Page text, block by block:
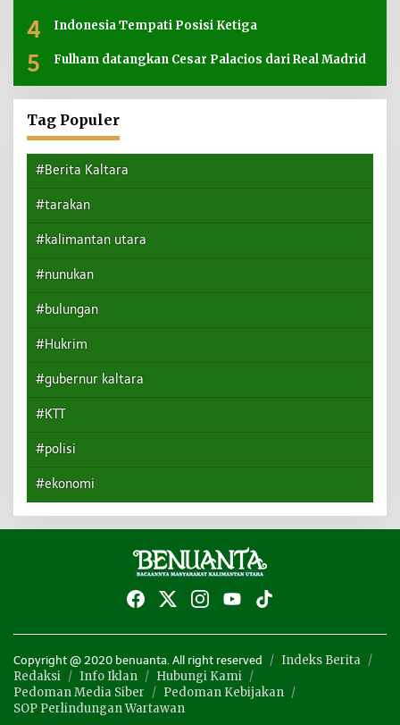
4 Indonesia Tempati Posisi Ketiga
5 Fulham datangkan Cesar Palacios dari Real Madrid
Tag Populer
#Berita Kaltara
#tarakan
#kalimantan utara
#nunukan
#bulungan
#Hukrim
#gubernur kaltara
#KTT
#polisi
#ekonomi
Copyright @ 2020 benuanta. All right reserved
Indeks Berita
Redaksi
Info Iklan
Hubungi Kami
Pedoman Media Siber
Pedoman Kebijakan
SOP Perlindungan Wartawan